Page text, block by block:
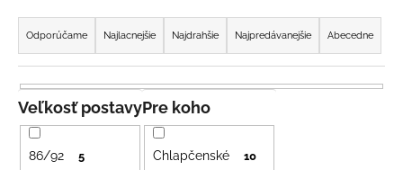
R
a
d
e
n
i
e
Odporúčame Najlacnejšie Najdrahšie Najpredávanejšie Abecedne
Pre koho
Chlapčenské 10
Veľkosť postavy
86/92 5
e
n
á
j